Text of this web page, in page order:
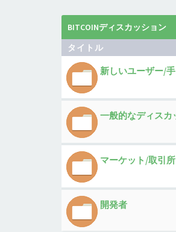
BITCOINディスカッション
タイトル
新しいユーザー/
一般的なディスカ
マーケット/取引所
開発者